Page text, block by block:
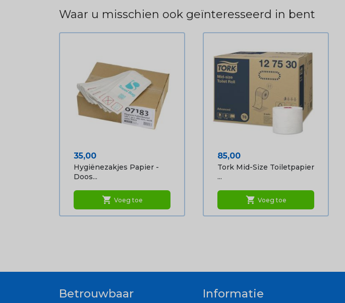
Waar u misschien ook geïnteresseerd in bent
Prijs
35,00
Hygiënezakjes Papier -
Doos...
shopping_cart Voeg toe
Prijs
85,00
Tork Mid-Size Toiletpapier
...
shopping_cart Voeg toe
Betrouwbaar Informatie